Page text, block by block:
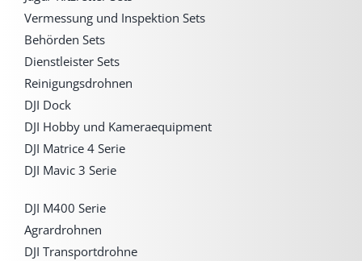
Vermessung und Inspektion Sets
Behörden Sets
Dienstleister Sets
Reinigungsdrohnen
DJI Dock
DJI Hobby und Kameraequipment
DJI Matrice 4 Serie
DJI Mavic 3 Serie
DJI M400 Serie
Agrardrohnen
DJI Transportdrohne